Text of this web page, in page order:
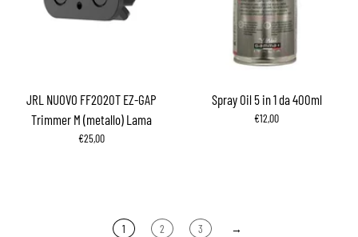
JRL NUOVO FF2020T EZ-GAP
Trimmer M (metallo) Lama
€25,00
Spray Oil 5 in 1 da 400ml
€12,00
1 2 3 →